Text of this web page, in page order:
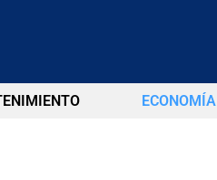
ECONOMÍA